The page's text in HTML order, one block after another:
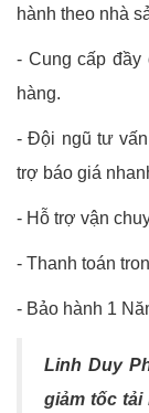
hành theo nhà
- Cung cấp
hàng.
-Đội ngũ tư
trợ báo giá
- Hỗ trợ vận
- Thanh toán
- Bảo hành 1
Linh Duy
giảm tốc tải